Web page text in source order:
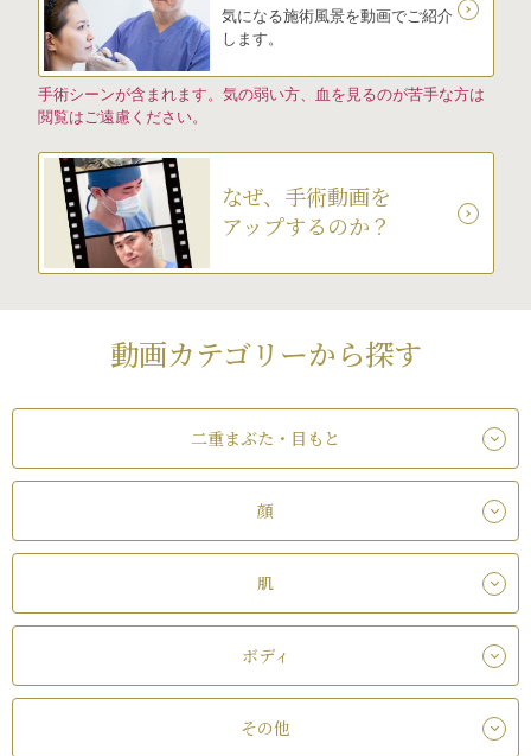
気になる施術風景を動画でご紹介
します。
手術シーンが含まれます。気の弱い方、血を見るのが苦手な方は
閲覧はご遠慮ください。
なぜ、手術動画を
アップするのか？
動画カテゴリーから探す
二重まぶた・目もと
顔
肌
ボディ
その他